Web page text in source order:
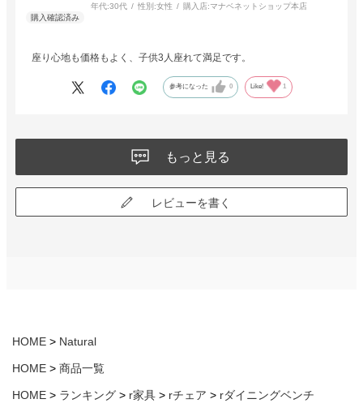
年代:30代 性別:女性 購入店:マナベネットショップ本店
座り心地も価格もよく、子供3人座れて満足です。
参考になった 0 Like! 1
もっと見る
レビューを書く
HOME Natural
HOME 商品一覧
HOME ランキング r家具 rチェア rダイニングベンチ